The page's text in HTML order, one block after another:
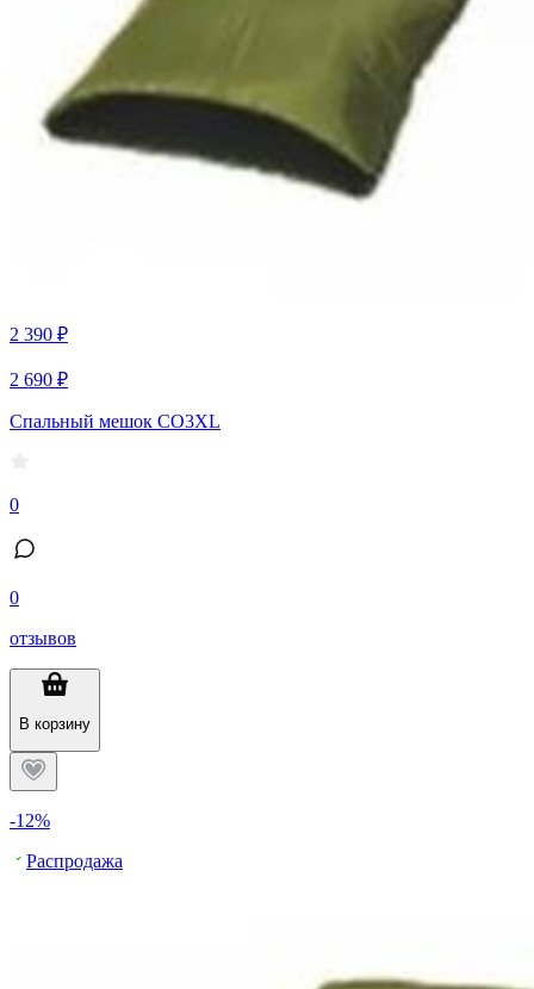
2 390 ₽
2 690 ₽
Спальный мешок CO3XL
0
0
отзывов
В корзину
-12%
Распродажа